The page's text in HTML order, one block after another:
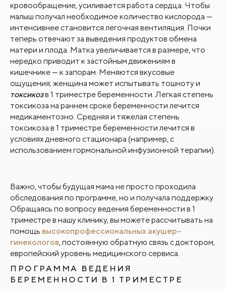
кровообращение, усиливается работа сердца. Чтобы
малыш получал необходимое количество кислорода —
интенсивнее становится легочная вентиляция. Почки
теперь отвечают за выведения продуктов обмена
матери и плода. Матка увеличивается в размере, что
нередко приводит к застойным движениям в
кишечнике — к запорам. Меняются вкусовые
ощущения; женщина может испытывать тошноту и
токсикозв 1 триместре беременности. Легкая степень
токсикоза на раннем сроке беременности лечится
медикаментозно. Средняя и тяжелая степень
токсикоза в 1 триместре беременности лечится в
условиях дневного стационара (например, с
использованием гормональной инфузионной терапии).
Важно, чтобы будущая мама не просто проходила
обследования по программе, но и получала поддержку.
Обращаясь по вопросу ведения беременности в 1
триместре в нашу клинику, вы можете рассчитывать на
помощь высокопрофессиональных акушер-
гинекологов, постоянную обратную связь с доктором,
европейский уровень медицинского сервиса.
ПРОГРАММА ВЕДЕНИЯ
БЕРЕМЕННОСТИ В 1 ТРИМЕСТРЕ